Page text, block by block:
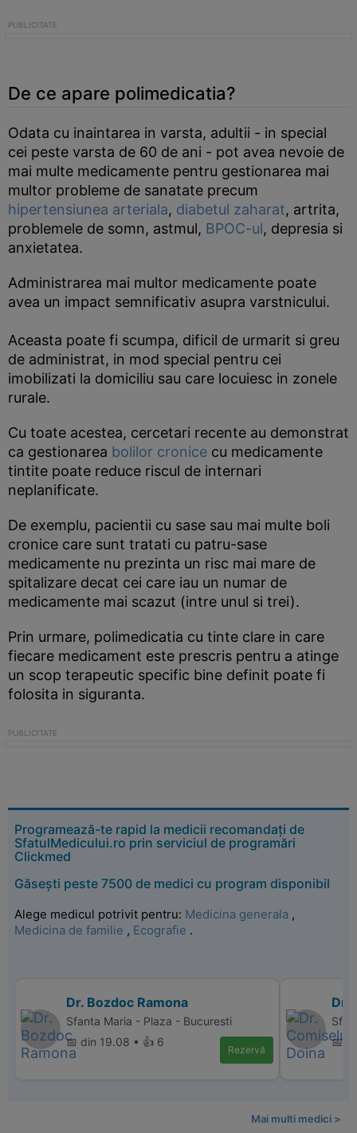
De ce apare polimedicatia?
Odata cu inaintarea in varsta, adultii - in special
cei peste varsta de 60 de ani - pot avea nevoie de
mai multe medicamente pentru gestionarea mai
multor probleme de sanatate precum
hipertensiunea arteriala, diabetul zaharat, artrita,
problemele de somn, astmul, BPOC-ul, depresia si
anxietatea.
Administrarea mai multor medicamente poate
avea un impact semnificativ asupra varstnicului.
Aceasta poate fi scumpa, dificil de urmarit si greu
de administrat, in mod special pentru cei
imobilizati la domiciliu sau care locuiesc in zonele
rurale.
Cu toate acestea, cercetari recente au demonstrat
ca gestionarea bolilor cronice cu medicamente
tintite poate reduce riscul de internari
neplanificate.
De exemplu, pacientii cu sase sau mai multe boli
cronice care sunt tratati cu patru-sase
medicamente nu prezinta un risc mai mare de
spitalizare decat cei care iau un numar de
medicamente mai scazut (intre unul si trei).
Prin urmare, polimedicatia cu tinte clare in care
fiecare medicament este prescris pentru a atinge
un scop terapeutic specific bine definit poate fi
folosita in siguranta.
Programează-te rapid la medicii recomandați de
SfatulMedicului.ro prin serviciul de programări
Clickmed
Găsești peste 7500 de medici cu program disponibil
Alege medicul potrivit pentru: Medicina generala ,
Medicina de familie , Ecografie .
Dr. Bozdoc Ramona
Sfanta Maria - Plaza - Bucuresti
📅 din 19.08 • 👍 6
Rezervă
Dr.
📅
Mai multi medici >